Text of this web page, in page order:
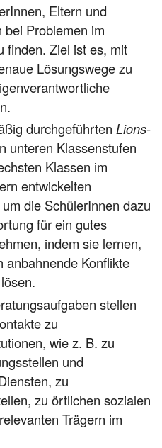
Eltern und
bei Problemen im
finden. Ziel ist es, mit
Lösungswege zu
durchgeführtenLions-
unteren Klassenstufen
Klassen im
entwickelten
die SchülerInnen dazu
für ein gutes
indem sie lernen,
anbahnende Konflikte
stellen
zu
wie z. B. zu
und
zu
zu örtlichen sozialen
Trägern im